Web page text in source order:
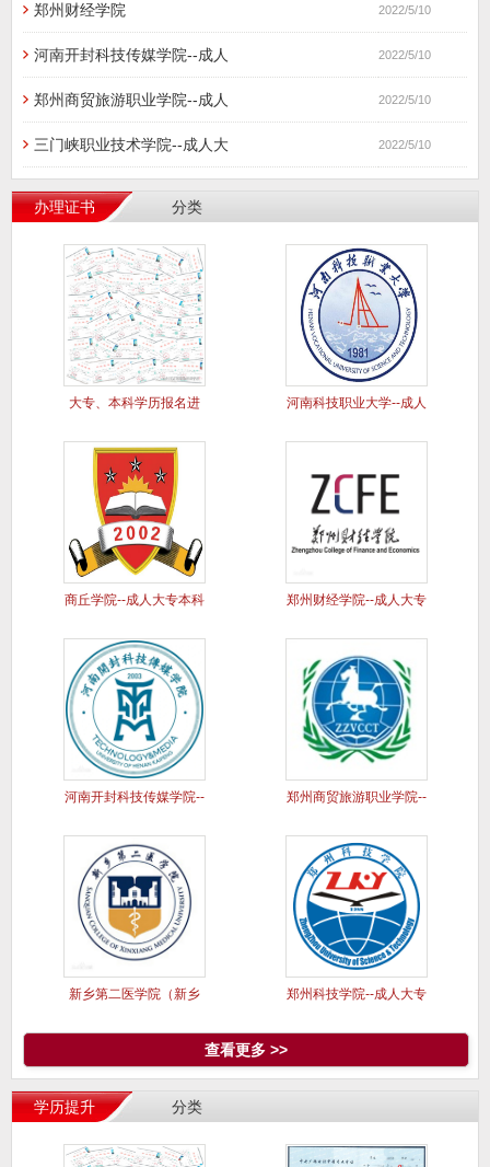
郑州财经学院 2022/5/10
河南开封科技传媒学院--成人 2022/5/10
郑州商贸旅游职业学院--成人 2022/5/10
三门峡职业技术学院--成人大 2022/5/10
办理证书 分类
大专、本科学历报名进 河南科技职业大学--成人
商丘学院--成人大专本科 郑州财经学院--成人大专
河南开封科技传媒学院-- 郑州商贸旅游职业学院--
新乡第二医学院（新乡 郑州科技学院--成人大专
查看更多 >>
学历提升 分类